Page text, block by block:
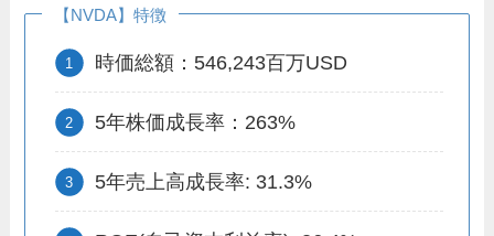
【NVDA】特徴
時価総額：546,243百万USD
5年株価成長率：263%
5年売上高成長率: 31.3%